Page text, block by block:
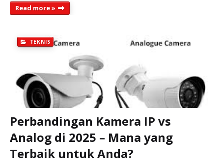
Read more »
TEKNIS
Perbandingan Kamera IP vs
Analog di 2025 – Mana yang
Terbaik untuk Anda?